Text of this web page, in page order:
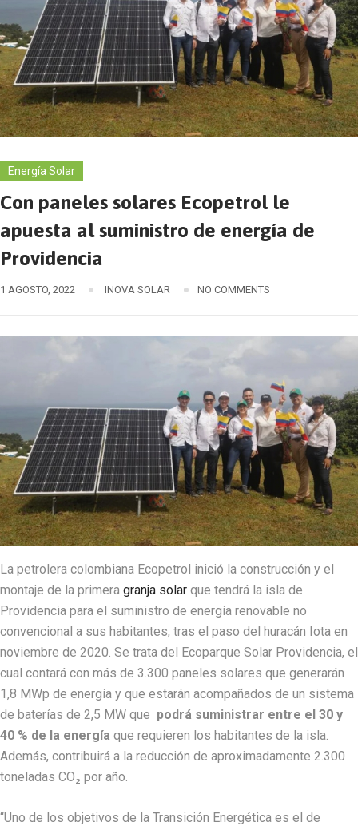
Energía Solar
Con paneles solares Ecopetrol le
apuesta al suministro de energía de
Providencia
1 AGOSTO, 2022 INOVA SOLAR NO COMMENTS
La petrolera colombiana Ecopetrol inició la construcción y el
montaje de la primera granja solar que tendrá la isla de
Providencia para el suministro de energía renovable no
convencional a sus habitantes, tras el paso del huracán Iota en
noviembre de 2020. Se trata del Ecoparque Solar Providencia, el
cual contará con más de 3.300 paneles solares que generarán
1,8 MWp de energía y que estarán acompañados de un sistema
de baterías de 2,5 MW que podrá suministrar entre el 30 y
40 % de la energía que requieren los habitantes de la isla.
Además, contribuirá a la reducción de aproximadamente 2.300
toneladas CO₂ por año.
“Uno de los objetivos de la Transición Energética es el de